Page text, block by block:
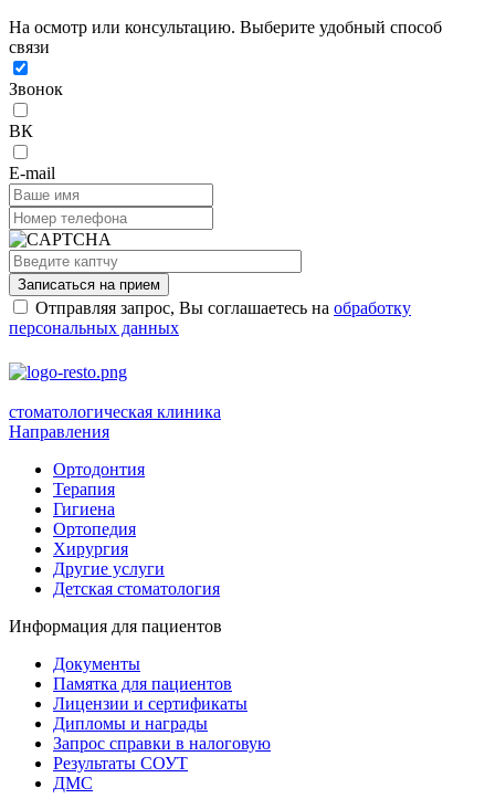
На осмотр или консультацию. Выберите удобный способ
связи
Звонок
ВК
E-mail
Записаться на прием
Отправляя запрос, Вы соглашаетесь на обработку
персональных данных
стоматологическая клиника
Направления
Ортодонтия
Терапия
Гигиена
Ортопедия
Хирургия
Другие услуги
Детская стоматология
Информация для пациентов
Документы
Памятка для пациентов
Лицензии и сертификаты
Дипломы и награды
Запрос справки в налоговую
Результаты СОУТ
ДМС